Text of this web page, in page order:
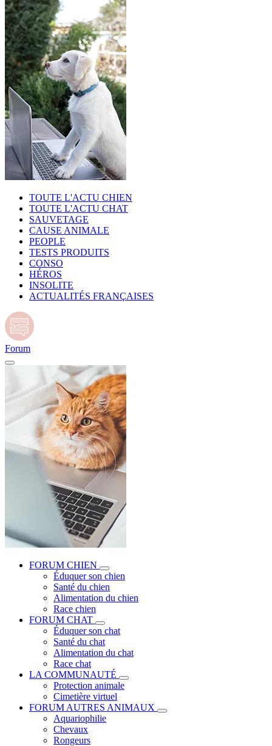
TOUTE L'ACTU CHIEN
TOUTE L'ACTU CHAT
SAUVETAGE
CAUSE ANIMALE
PEOPLE
TESTS PRODUITS
CONSO
HÉROS
INSOLITE
ACTUALITÉS FRANÇAISES
Forum
FORUM CHIEN
Éduquer son chien
Santé du chien
Alimentation du chien
Race chien
FORUM CHAT
Éduquer son chat
Santé du chat
Alimentation du chat
Race chat
LA COMMUNAUTÉ
Protection animale
Cimetière virtuel
FORUM AUTRES ANIMAUX
Aquariophilie
Chevaux
Rongeurs